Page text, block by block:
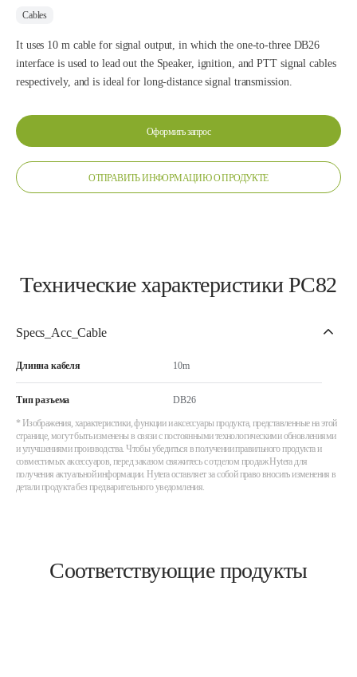
Cables
It uses 10 m cable for signal output, in which the one-to-three DB26
interface is used to lead out the Speaker, ignition, and PTT signal cables
respectively, and is ideal for long-distance signal transmission.
Оформить запрос
ОТПРАВИТЬ ИНФОРМАЦИЮ О ПРОДУКТЕ
Технические характеристики PC82
Specs_Acc_Cable
Длинна кабеля 10m
Тип разъема DB26
* Изображения, характеристики, функции и аксессуары продукта, представленные на этой
странице, могут быть изменены в связи с постоянными технологическими обновлениями
и улучшениями производства. Чтобы убедиться в получении правильного продукта и
совместимых аксессуаров, перед заказом свяжитесь с отделом продаж Hytera для
получения актуальной информации. Hytera оставляет за собой право вносить изменения в
детали продукта без предварительного уведомления.
Соответствующие продукты